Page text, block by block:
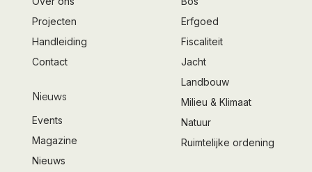
Projecten
Handleiding
Contact
Nieuws
Events
Magazine
Nieuws
Erfgoed
Fiscaliteit
Jacht
Landbouw
Milieu & Klimaat
Natuur
Ruimtelijke ordening